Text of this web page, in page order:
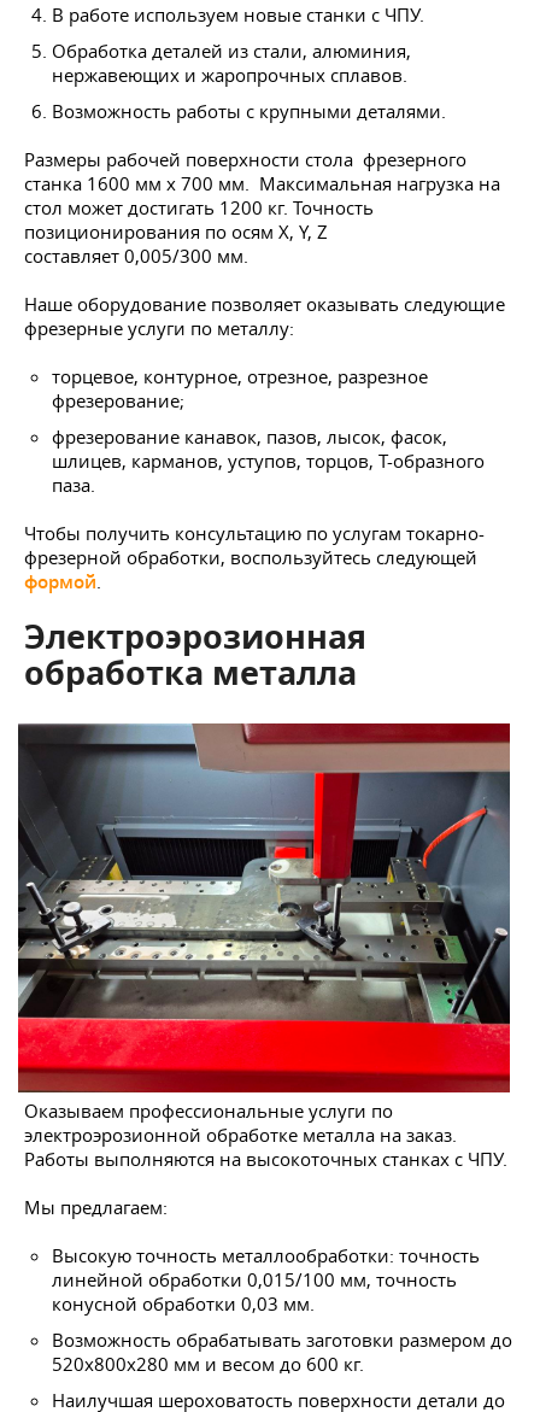
В работе используем новые станки с ЧПУ.
Обработка деталей из стали, алюминия,
нержавеющих и жаропрочных сплавов.
Возможность работы с крупными деталями.
Размеры рабочей поверхности стола фрезерного
станка 1600 мм х 700 мм. Максимальная нагрузка на
стол может достигать 1200 кг. Точность
позиционирования по осям X, Y, Z
составляет 0,005/300 мм.
Наше оборудование позволяет оказывать следующие
фрезерные услуги по металлу:
торцевое, контурное, отрезное, разрезное
фрезерование;
фрезерование канавок, пазов, лысок, фасок,
шлицев, карманов, уступов, торцов, Т-образного
паза.
Чтобы получить консультацию по услугам токарно-
фрезерной обработки, воспользуйтесь следующей
формой
Электроэрозионная
обработка металла
Оказываем профессиональные услуги по
электроэрозионной обработке металла на заказ.
Работы выполняются на высокоточных станках с ЧПУ.
Мы предлагаем:
Высокую точность металлообработки: точность
линейной обработки 0,015/100 мм, точность
конусной обработки 0,03 мм.
Возможность обрабатывать заготовки размером до
520х800х280 мм и весом до 600 кг.
Наилучшая шероховатость поверхности детали до